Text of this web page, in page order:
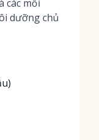
các mối
dưỡng chủ